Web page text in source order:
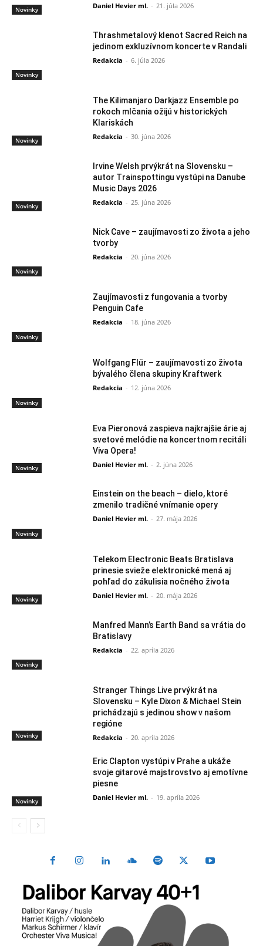
Novinky Daniel Hevier ml. - 21. júla 2026
Novinky
Thrashmetalový klenot Sacred Reich na
jedinom exkluzívnom koncerte v Randali
Redakcia - 6. júla 2026
Novinky
The Kilimanjaro Darkjazz Ensemble po
rokoch mlčania ožijú v historických
Klariskách
Redakcia - 30. júna 2026
Novinky
Irvine Welsh prvýkrát na Slovensku –
autor Trainspottingu vystúpi na Danube
Music Days 2026
Redakcia - 25. júna 2026
Novinky
Nick Cave – zaujímavosti zo života a jeho
tvorby
Redakcia - 20. júna 2026
Novinky
Zaujímavosti z fungovania a tvorby
Penguin Cafe
Redakcia - 18. júna 2026
Novinky
Wolfgang Flür – zaujímavosti zo života
bývalého člena skupiny Kraftwerk
Redakcia - 12. júna 2026
Novinky
Eva Pieronová zaspieva najkrajšie árie aj
svetové melódie na koncertnom recitáli
Viva Opera!
Daniel Hevier ml. - 2. júna 2026
Novinky
Einstein on the beach – dielo, ktoré
zmenilo tradičné vnímanie opery
Daniel Hevier ml. - 27. mája 2026
Novinky
Telekom Electronic Beats Bratislava
prinesie svieže elektronické mená aj
pohľad do zákulisia nočného života
Daniel Hevier ml. - 20. mája 2026
Novinky
Manfred Mann’s Earth Band sa vrátia do
Bratislavy
Redakcia - 22. apríla 2026
Novinky
Stranger Things Live prvýkrát na
Slovensku – Kyle Dixon & Michael Stein
prichádzajú s jedinou show v našom
regióne
Redakcia - 20. apríla 2026
Novinky
Eric Clapton vystúpi v Prahe a ukáže
svoje gitarové majstrovstvo aj emotívne
piesne
Daniel Hevier ml. - 19. apríla 2026